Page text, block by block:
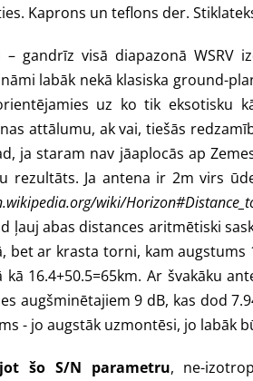
Kaprons un teflons der.
– gandrīz visā diapazonā
labāk nekā klasiska ground-
uz ko tik eksotisku
attālumu, ak vai, tiešās
ja staram nav jāaplocās ap
rezultāts. Ja antena ir 2m virs
wiki/
ļauj abas distances aritmētiski
bet ar krasta torni, kam augstums
kā 16.4+50.5=65km. Ar švakāku
augšminētajiem 9 dB, kas dod
- jo augstāk uzmontēsi, jo labāk
šo S/N parametru, ne-